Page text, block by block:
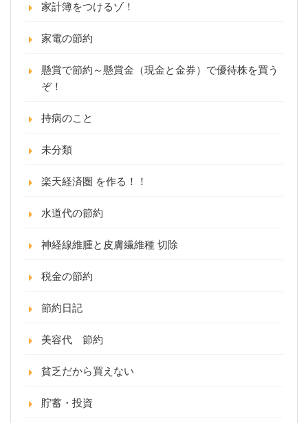
家計簿をつけるゾ！
家電の節約
懸賞で節約～懸賞金（現金と金券）で優待株を買う
ぞ！
持病のこと
未分類
楽天経済圏 を作る！！
水道代の節約
神経線維腫と皮膚繊維種 切除
税金の節約
節約日記
美容代 節約
貧乏だから買えない
貯蓄・投資